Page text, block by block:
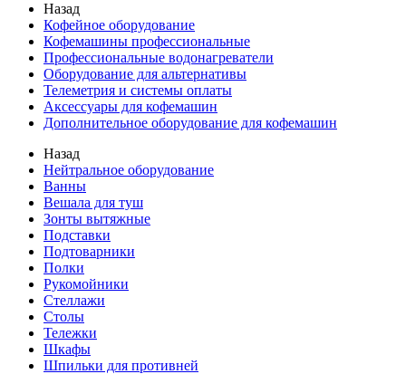
Назад
Кофейное оборудование
Кофемашины профессиональные
Профессиональные водонагреватели
Оборудование для альтернативы
Телеметрия и системы оплаты
Аксессуары для кофемашин
Дополнительное оборудование для кофемашин
Назад
Нейтральное оборудование
Ванны
Вешала для туш
Зонты вытяжные
Подставки
Подтоварники
Полки
Рукомойники
Стеллажи
Столы
Тележки
Шкафы
Шпильки для противней